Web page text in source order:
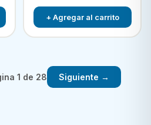
+ Agregar al carrito
1 de 28 Siguiente →